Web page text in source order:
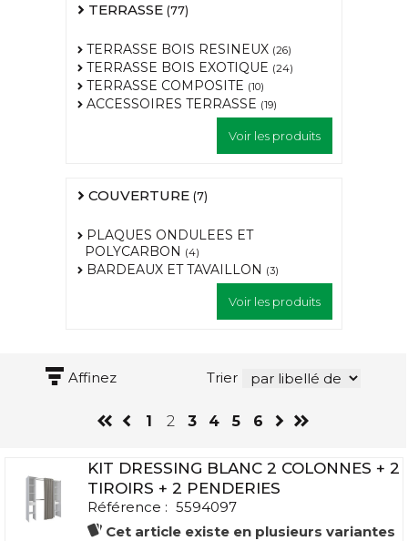
TERRASSE (77)
TERRASSE BOIS RESINEUX (26)
TERRASSE BOIS EXOTIQUE (24)
TERRASSE COMPOSITE (10)
ACCESSOIRES TERRASSE (19)
Voir les produits
COUVERTURE (7)
PLAQUES ONDULEES ET
POLYCARBON (4)
BARDEAUX ET TAVAILLON (3)
Voir les produits
Affinez Trier
1 2 3 4 5 6
KIT DRESSING BLANC 2 COLONNES + 2
TIROIRS + 2 PENDERIES
Référence : 5594097
Cet article existe en plusieurs variantes